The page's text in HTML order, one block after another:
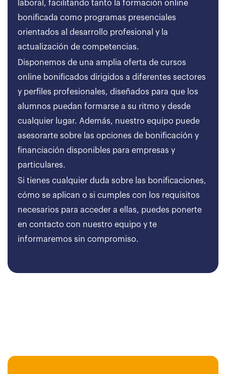
laboral, facilitando tanto la formación online
bonificada como programas presenciales
orientados al desarrollo profesional y la
actualización de competencias.
Disponemos de una amplia oferta de cursos
online bonificados dirigidos a diferentes sectores
y perfiles profesionales, diseñados para que los
alumnos puedan formarse a su ritmo y desde
cualquier lugar. Además, nuestro equipo puede
asesorarte sobre las opciones de bonificación y
financiación disponibles para empresas y
particulares.
Si tienes cualquier duda sobre las bonificaciones,
cómo se aplican o si cumples con los requisitos
necesarios para acceder a ellas, puedes ponerte
en contacto con nuestro equipo y te
informaremos sin compromiso.